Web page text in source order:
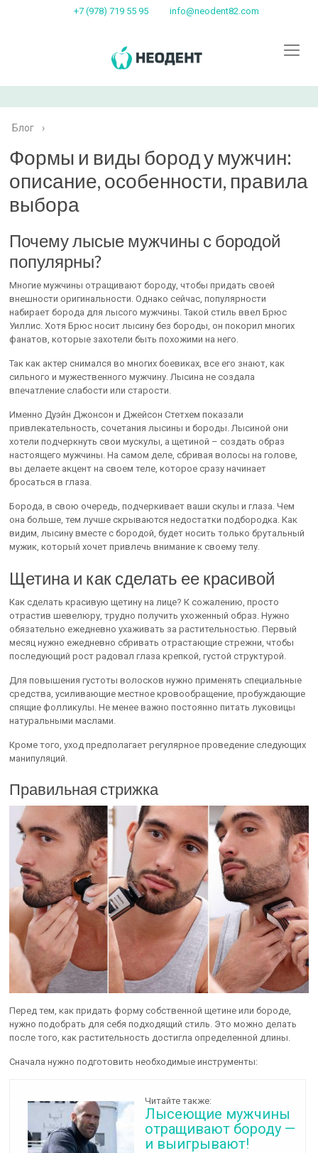
+7 (978) 719 55 95 info@neodent82.com
Блог ›
Формы и виды бород у мужчин:
описание, особенности, правила
выбора
Почему лысые мужчины с бородой
популярны?
Многие мужчины отращивают бороду, чтобы придать своей
внешности оригинальности. Однако сейчас, популярности
набирает борода для лысого мужчины. Такой стиль ввел Брюс
Уиллис. Хотя Брюс носит лысину без бороды, он покорил многих
фанатов, которые захотели быть похожими на него.
Так как актер снимался во многих боевиках, все его знают, как
сильного и мужественного мужчину. Лысина не создала
впечатление слабости или старости.
Именно Дуэйн Джонсон и Джейсон Стетхем показали
привлекательность, сочетания лысины и бороды. Лысиной они
хотели подчеркнуть свои мускулы, а щетиной – создать образ
настоящего мужчины. На самом деле, сбривая волосы на голове,
вы делаете акцент на своем теле, которое сразу начинает
бросаться в глаза.
Борода, в свою очередь, подчеркивает ваши скулы и глаза. Чем
она больше, тем лучше скрываются недостатки подбородка. Как
видим, лысину вместе с бородой, будет носить только брутальный
мужик, который хочет привлечь внимание к своему телу.
Щетина и как сделать ее красивой
Как сделать красивую щетину на лице? К сожалению, просто
отрастив шевелюру, трудно получить ухоженный образ. Нужно
обязательно ежедневно ухаживать за растительностью. Первый
месяц нужно ежедневно сбривать отрастающие стрежни, чтобы
последующий рост радовал глаза крепкой, густой структурой.
Для повышения густоты волосков нужно применять специальные
средства, усиливающие местное кровообращение, пробуждающие
спящие фолликулы. Не менее важно постоянно питать луковицы
натуральными маслами.
Кроме того, уход предполагает регулярное проведение следующих
манипуляций.
Правильная стрижка
Перед тем, как придать форму собственной щетине или бороде,
нужно подобрать для себя подходящий стиль. Это можно делать
после того, как растительность достигла определенной длины.
Сначала нужно подготовить необходимые инструменты:
Читайте также:
Лысеющие мужчины
отращивают бороду —
и выигрывают!